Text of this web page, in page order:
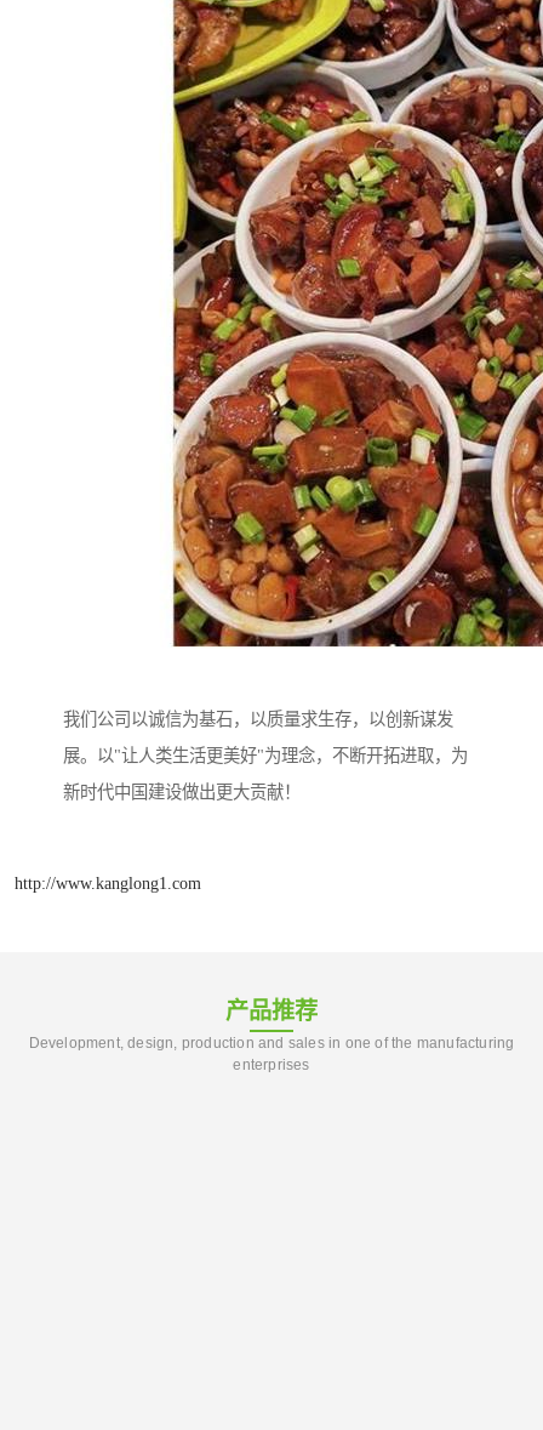
我们公司以诚信为基石，以质量求生存，以创新谋发
展。以"让人类生活更美好"为理念，不断开拓进取，为
新时代中国建设做出更大贡献！
http://www.kanglong1.com
产品推荐
Development, design, production and sales in one of the manufacturing
enterprises